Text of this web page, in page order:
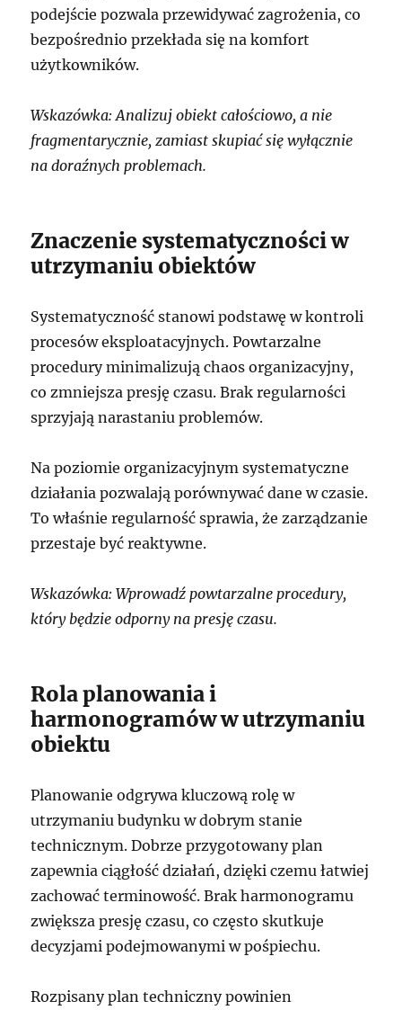
podejście pozwala przewidywać zagrożenia, co
bezpośrednio przekłada się na komfort
użytkowników.
Wskazówka: Analizuj obiekt całościowo, a nie
fragmentarycznie, zamiast skupiać się wyłącznie
na doraźnych problemach.
Znaczenie systematyczności w
utrzymaniu obiektów
Systematyczność stanowi podstawę w kontroli
procesów eksploatacyjnych. Powtarzalne
procedury minimalizują chaos organizacyjny,
co zmniejsza presję czasu. Brak regularności
sprzyjają narastaniu problemów.
Na poziomie organizacyjnym systematyczne
działania pozwalają porównywać dane w czasie.
To właśnie regularność sprawia, że zarządzanie
przestaje być reaktywne.
Wskazówka: Wprowadź powtarzalne procedury,
który będzie odporny na presję czasu.
Rola planowania i
harmonogramów w utrzymaniu
obiektu
Planowanie odgrywa kluczową rolę w
utrzymaniu budynku w dobrym stanie
technicznym. Dobrze przygotowany plan
zapewnia ciągłość działań, dzięki czemu łatwiej
zachować terminowość. Brak harmonogramu
zwiększa presję czasu, co często skutkuje
decyzjami podejmowanymi w pośpiechu.
Rozpisany plan techniczny powinien